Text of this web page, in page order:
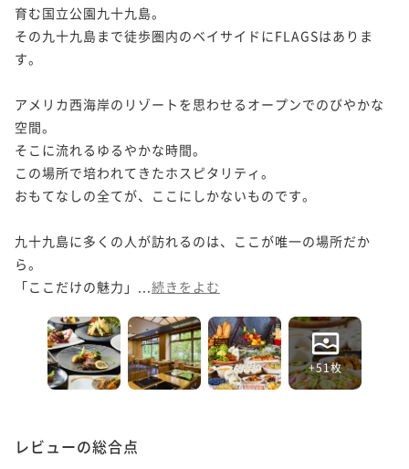
育む国立公園九十九島。
その九十九島まで徒歩圏内のベイサイドにFLAGSはありま
す。
アメリカ西海岸のリゾートを思わせるオープンでのびやかな
空間。
そこに流れるゆるやかな時間。
この場所で培われてきたホスピタリティ。
おもてなしの全てが、ここにしかないものです。
九十九島に多くの人が訪れるのは、ここが唯一の場所だか
ら。
「ここだけの魅力」... 続きをよむ
+51枚
レビューの総合点